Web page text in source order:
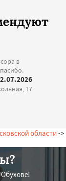
в
17
области->